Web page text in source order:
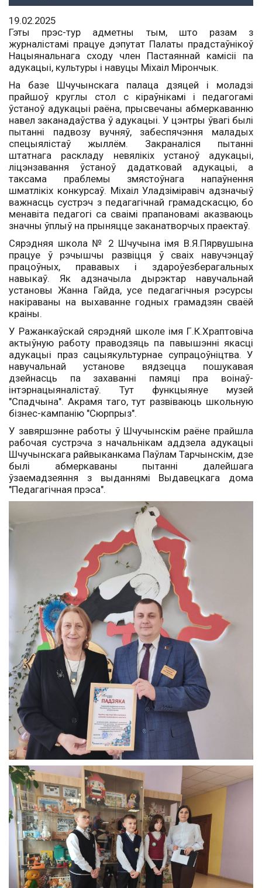
19.02.2025
Гэты прэс-тур адметны тым, што разам з
журналістамі працуе дэпутат Палаты прадстаўнікоў
Нацыянальнага сходу член Пастаяннай камісіі па
адукацыі, культуры і навуцы Міхаіл Мірончык.
На базе Шчучынскага палаца дзяцей і моладзі
прайшоў круглы стол с кіраўнікамі і педагогамі
ўстаноў адукацыі раёна, прысвечаны абмеркаванню
навел заканадаўства ў адукацыі. У цэнтры ўвагі былі
пытанні падвозу вучняў, забеспячэння маладых
спецыялістаў жыллём. Закраналіся пытанні
штатнага раскладу невялікіх устаноў адукацыі,
ліцэнзавання ўстаноў дадатковай адукацыі, а
таксама праблемы змястоўнага напаўнення
шматлікіх конкурсаў. Міхаіл Уладзіміравіч адзначыў
важнасць сустрэч з педагагічнай грамадскасцю, бо
менавіта педагогі са сваімі прапановамі аказваюць
значны ўплыў на прыняцце заканатворчых праектаў.
Сярэдняя школа № 2 Шчучына імя В.Я.Пярвушына
працуе ў рэчышчы развіцця ў сваіх навучэнцаў
працоўных, прававых і здароўезберагальных
навыкаў. Як адзначыла дырэктар навучальнай
установы Жанна Гайда, усе педагагічныя рэсурсы
накіраваны на выхаванне годных грамадзян сваёй
краіны.
У Ражанкаўскай сярэдняй школе імя Г.К.Храптовіча
актыўную работу праводзяць па павышэнні якасці
адукацыі праз сацыякультурнае супрацоўніцтва. У
навучальнай установе вядзецца пошукавая
дзейнасць па захаванні памяці пра воінаў-
інтэрнацыяналістаў. Тут функцыянуе музей
"Спадчына". Акрамя таго, тут развіваюць школьную
бізнес-кампанію "Сюрпрыз".
У завяршэнне работы ў Шчучынскім раёне прайшла
рабочая сустрэча з начальнікам аддзела адукацыі
Шчучынскага райвыканкама Паўлам Тарчынскім, дзе
былі абмеркаваны пытанні далейшага
ўзаемадзеяння з выданнямі Выдавецкага дома
"Педагагічная прэса".